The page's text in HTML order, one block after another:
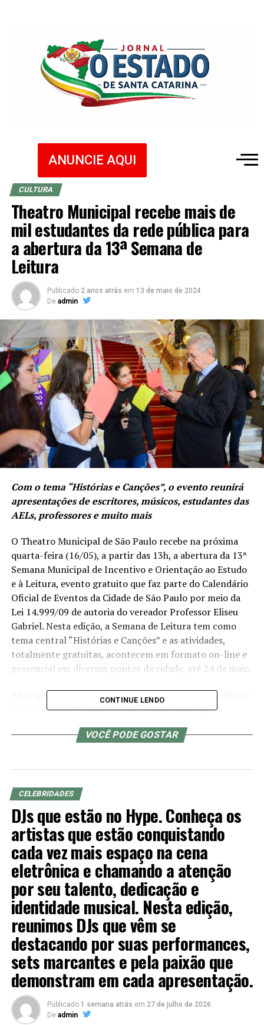
ANUNCIE AQUI
CULTURA
Theatro Municipal recebe mais de
mil estudantes da rede pública para
a abertura da 13ª Semana de
Leitura
Publicado 2 anos atrás em 13 de maio de 2024
De admin
Com o tema “Histórias e Canções”, o evento reunirá
apresentações de escritores, músicos, estudantes das
AELs, professores e muito mais
O Theatro Municipal de São Paulo recebe na próxima
quarta-feira (16/05), a partir das 13h, a abertura da 13ª
Semana Municipal de Incentivo e Orientação ao Estudo
e à Leitura, evento gratuito que faz parte do Calendário
Oficial de Eventos da Cidade de São Paulo por meio da
Lei 14.999/09 de autoria do vereador Professor Eliseu
Gabriel. Nesta edição, a Semana de Leitura tem como
tema central “Histórias e Canções” e as atividades,
totalmente gratuitas, acontecem em formato on-line e
presencial em diversos pontos da cidade, até 24 de maio.
São esperadas mais de 1200 pessoas na abertura, dentre
elas alunos de escolas da rede pública municipal,
muitos deles nunca assistiram a uma peça de teatro ou
será feito por alunos das Salas de Leitura da Rede
Municipal com a atração “Guarda-chuva de Poesia”.
CONTINUE LENDO
VOCÊ PODE GOSTAR
CELEBRIDADES
DJs que estão no Hype. Conheça os
artistas que estão conquistando
cada vez mais espaço na cena
eletrônica e chamando a atenção
por seu talento, dedicação e
identidade musical. Nesta edição,
reunimos DJs que vêm se
destacando por suas performances,
sets marcantes e pela paixão que
demonstram em cada apresentação.
Publicado 1 semana atrás em 27 de julho de 2026
De admin